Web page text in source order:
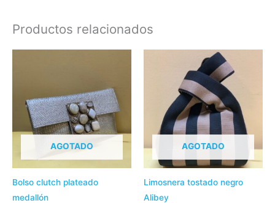
Productos relacionados
AGOTADO
Bolso clutch plateado
medallón
AGOTADO
Limosnera tostado negro
Alibey
Las
se